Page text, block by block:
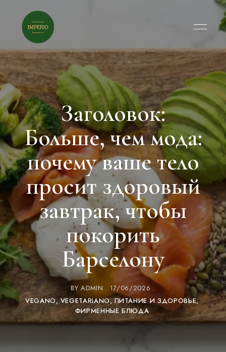
Заголовок:
Больше, чем мода:
почему ваше тело
просит здоровый
завтрак, чтобы
покорить
Барселону
BYADMIN
17/06/2026
VEGANO VEGETARIANO ПИТАНИЕ И ЗДОРОВЬЕ
ФИРМЕННЫЕ БЛЮДА